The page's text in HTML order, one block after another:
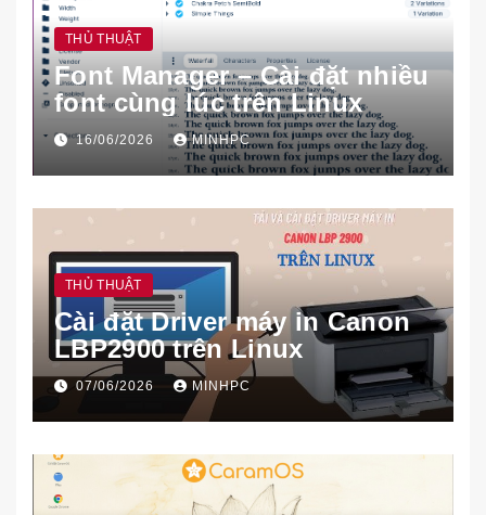
THỦ THUẬT
Font Manager – Cài đặt nhiều
font cùng lúc trên Linux
16/06/2026 MINHPC
THỦ THUẬT
Cài đặt Driver máy in Canon
LBP2900 trên Linux
07/06/2026 MINHPC